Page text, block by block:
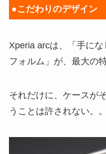
●こだわりのデザイン
Xperia arcは、「手に
フォルム」が、最大の特
それだけに、ケースが
うことは許されない。。